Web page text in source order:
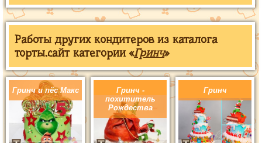
Работы других кондитеров из каталога
торты.сайт категории «Гринч»
Гринч и пёс Макс
Гринч -
похититель
Рождества
Гринч